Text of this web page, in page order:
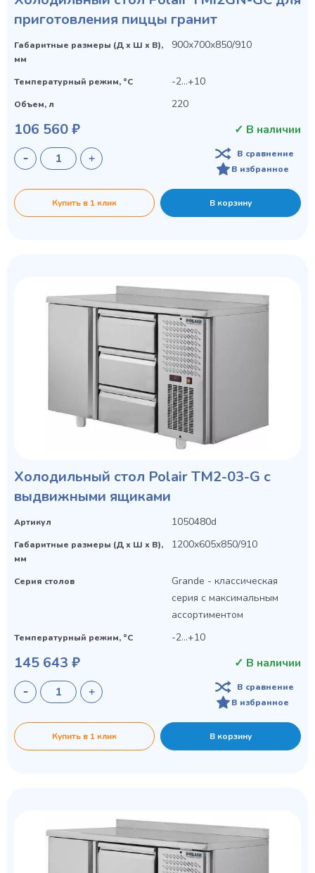
приготовления пиццы гранит
Габаритные размеры (Д х Ш х В),
мм
900x700x850/910
Температурный режим, °C -2...+10
Объем, л 220
106 560 ₽ ✓ В наличии
В сравнение
В избранное
Купить в 1 клик В корзину
Холодильный стол Polair TM2-03-G с
выдвижными ящиками
Артикул 1050480d
Габаритные размеры (Д х Ш х В),
мм
1200x605x850/910
Серия столов
Grande - классическая
серия с максимальным
ассортиментом
Температурный режим, °C -2...+10
145 643 ₽ ✓ В наличии
В сравнение
В избранное
Купить в 1 клик В корзину